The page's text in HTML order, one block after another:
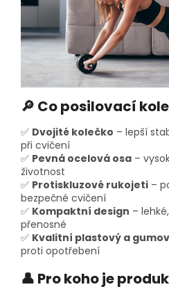
🔎 Co posilovací
✅ Dvojité kolečko – lepší
při cvičení
✅ Pevná ocelová osa –
životnost
✅ Protiskluzové rukojeti –
bezpečné cvičení
✅ Kompaktní design –
přenosné
✅ Kvalitní plastový a
proti opotřebení
👤 Pro koho je